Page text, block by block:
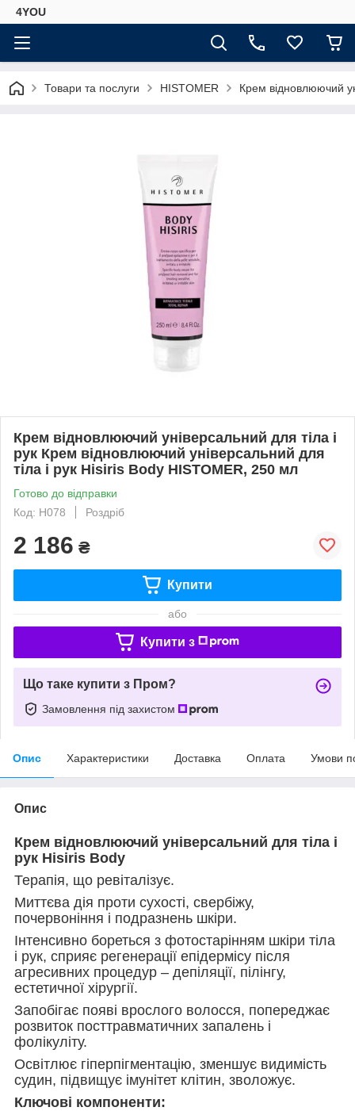
4YOU
Товари та послуги HISTOMER Крем відновлюючий
Крем відновлюючий універсальний для тіла і
рук Крем відновлюючий універсальний для
тіла і рук Hisiris Body HISTOMER, 250 мл
Готово до відправки
Код: H078
Роздріб
2 186 ₴
Купити
або
Купити з
Що таке купити з Пром?
Замовлення під захистом
Опис Характеристики Доставка Оплата Умови
Опис
Крем відновлюючий універсальний для тіла і
рук Hisiris Body
Терапія, що ревіталізує.
Миттєва дія проти сухості, свербіжу,
почервоніння і подразнень шкіри.
Інтенсивно бореться з фотостарінням шкіри тіла
і рук, сприяє регенерації епідермісу після
агресивних процедур – депіляції, пілінгу,
естетичної хірургії.
Запобігає появі врослого волосся, попереджає
розвиток посттравматичних запалень і
фолікуліту.
Освітлює гіперпігментацію, зменшує видимість
судин, підвищує імунітет клітин, зволожує.
Ключові компоненти: